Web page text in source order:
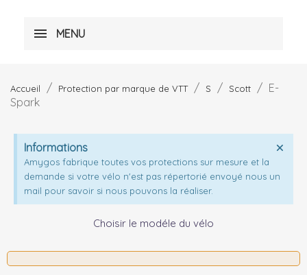
MENU
Accueil Protection par marque de VTT S Scott
E-
Spark
Informations
Amygos fabrique toutes vos protections sur mesure et la
demande si votre vélo n'est pas répertorié envoyé nous un
mail pour savoir si nous pouvons la réaliser.
Choisir le modéle du vélo